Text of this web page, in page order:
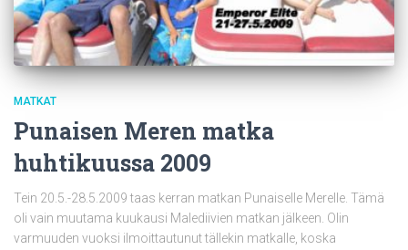
MATKAT
Punaisen Meren matka
huhtikuussa 2009
Tein 20.5.-28.5.2009 taas kerran matkan Punaiselle Merelle. Tämä
oli vain muutama kuukausi Malediivien matkan jälkeen. Olin
varmuuden vuoksi ilmoittautunut tällekin matkalle, koska